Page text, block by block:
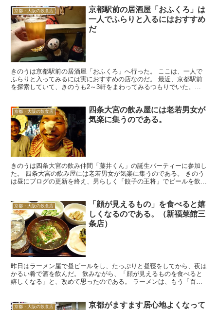
京都・大阪の飲食店
京都駅前の居酒屋「おふくろ」は
一人でふらりと入るにはおすすめ
だ
きのうは京都駅前の居酒屋「おふくろ」へ行った。 ここは、一人で
ふらりと入ってみるには実におすすめの店なのだ。 最近、京都駅前
を探索していて、きのうも2～3軒をまわってみるつもりでいた。手
京都・大阪の飲食店
四条大宮の飲み屋には老若男女が
気楽に集うのである。
きのうは四条大宮の飲み仲間「藤井くん」の誕生パーティーに参加し
た。 四条大宮の飲み屋には老若男女が気楽に集うのである。 きのう
は昼にブログの更新を終え、男らしく「餃子の王将」でビールを飲む
京都・大阪の飲食店
「顔が見えるもの」を食べると嬉
しくなるのである。（新福菜館三
条店）
昨日はラーメン屋で昼ビールをし、たっぷりと昼寝をしてから、夜は
かるい肴で酒を飲んだ。 飲みながら、「顔が見えるものを食べると
嬉しくなる」と、改めて思ったのである。 ラーメンは、もう「百年
京都・大阪の飲食店
京都がますます居心地よくなって